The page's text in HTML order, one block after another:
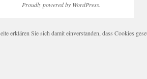
Proudly powered by WordPress.
erklären Sie sich damit einverstanden, dass Cookies